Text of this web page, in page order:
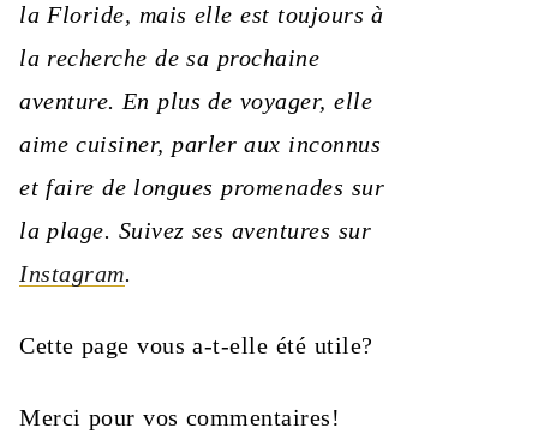
la Floride, mais elle est toujours à
la recherche de sa prochaine
aventure. En plus de voyager, elle
aime cuisiner, parler aux inconnus
et faire de longues promenades sur
la plage. Suivez ses aventures sur
Instagram.
Cette page vous a-t-elle été utile?
Merci pour vos commentaires!